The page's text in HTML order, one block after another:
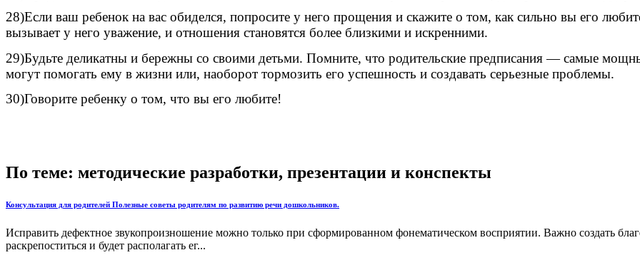
28)Если ваш ребенок на вас обиделся, попросите у него прощения и скажите о том, как сильно вы его
вызывает у него уважение, и отношения становятся более близкими и искренними.
29)Будьте деликатны и бережны со своими детьми. Помните, что родительские предписания — самые
могут помогать ему в жизни или, наоборот тормозить его успешность и создавать серьезные проблемы.
30)Говорите ребенку о том, что вы его любите!
По теме: методические разработки, презентации и конспекты
Консультация для родителей Полезные советы родителям по развитию речи дошкольников.
Исправить дефектное звукопроизношение можно только при сформированном фонематическом восприятии. Важно создать
раскрепоститься и будет располагать ег...